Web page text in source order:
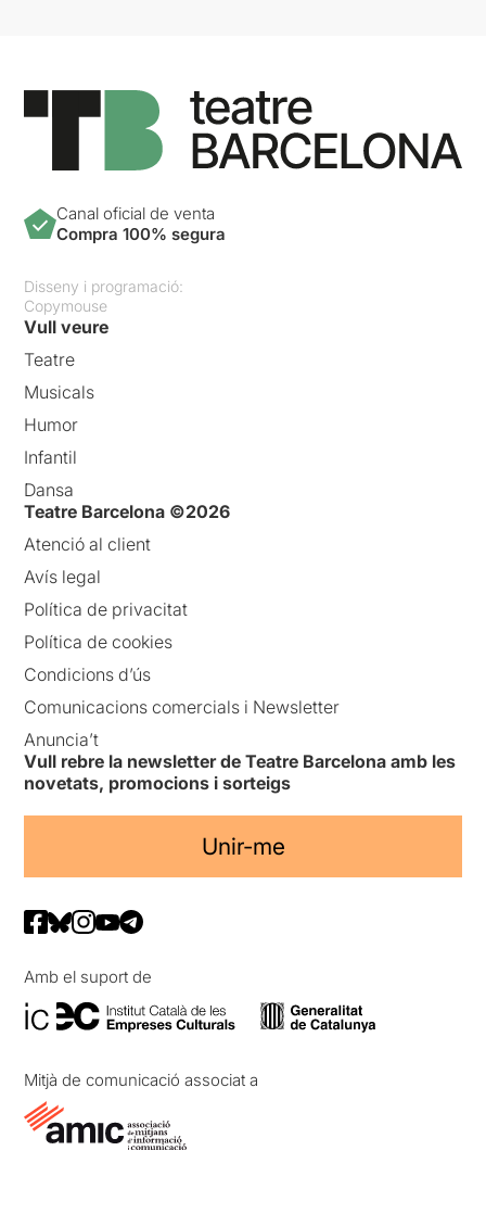
Canal oficial de venta
Compra 100% segura
Disseny i programació:
Copymouse
Vull veure
Teatre
Musicals
Humor
Infantil
Dansa
Teatre Barcelona ©2026
Atenció al client
Avís legal
Política de privacitat
Política de cookies
Condicions d’ús
Comunicacions comercials i Newsletter
Anuncia’t
Vull rebre la newsletter de Teatre Barcelona amb les
novetats, promocions i sorteigs
Unir-me
Amb el suport de
Mitjà de comunicació associat a